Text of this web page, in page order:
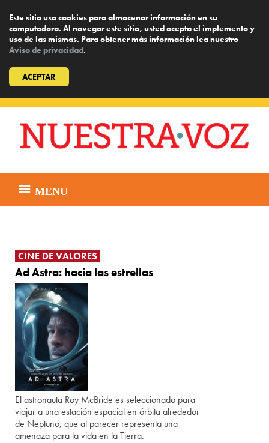
Este sitio usa cookies para almacenar información en su
computadora. Al navegar este sitio, usted acepta el implemento y
uso de las mismas. Para obtener más información lea nuestro
Aviso de privacidad.
ACEPTAR
content
MENU
CINE DE VALORES
Ad Astra: hacia las estrellas
El astronauta Roy McBride es seleccionado para
viajar a una estación espacial en órbita alrededor
de Neptuno, que al parecer representa una
amenaza para la vida en la Tierra.